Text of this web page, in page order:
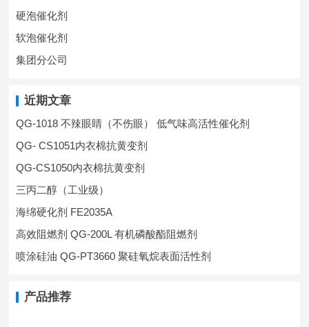
硬泡催化剂
软泡催化剂
集团分公司
近期文章
QG-1018 不辣眼睛（不伤眼） 低气味高活性催化剂
QG- CS1051内衣棉抗黄变剂
QG-CS1050内衣棉抗黄变剂
三丙二醇（工业级）
海绵硬化剂 FE2035A
高效阻燃剂 QG-200L 有机磷酸酯阻燃剂
喷涂硅油 QG-PT3660 聚硅氧烷表面活性剂
产品推荐